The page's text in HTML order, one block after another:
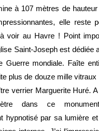
à 107 mètres de hauteur
elle reste
voir au Havre ! Point
Saint-Joseph est dédiée
Guerre mondiale. Faîte
plus de douze mille
verrier Marguerite Huré.
dans ce
hypnotisé par sa lumière